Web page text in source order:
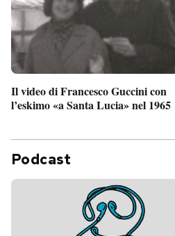
Il video di Francesco Guccini con
l’eskimo «a Santa Lucia» nel 1965
Podcast